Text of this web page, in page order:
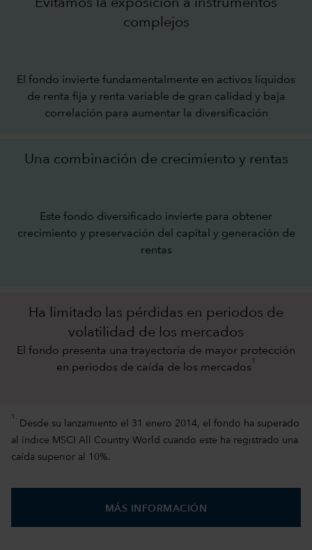
Evitamos la exposición a instrumentos
complejos
El fondo invierte fundamentalmente en activos líquidos
de renta fija y renta variable de gran calidad y baja
correlación para aumentar la diversificación
Una combinación de crecimiento y rentas
Este fondo diversificado invierte para obtener
crecimiento y preservación del capital y generación de
rentas
Ha limitado las pérdidas en periodos de
volatilidad de los mercados
El fondo presenta una trayectoria de mayor protección
en periodos de caída de los mercados
1
1.
Desde su lanzamiento el 31 enero 2014, el fondo ha superado
al índice MSCI All Country World cuando este ha registrado una
caída superior al 10%.
MÁS INFORMACIÓN